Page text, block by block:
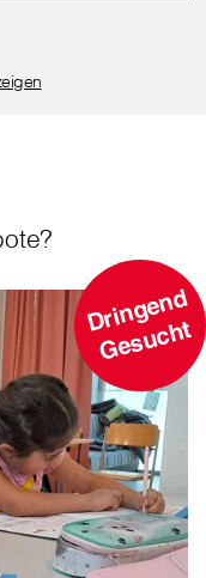
D
ri
n
g
e
n
d
G
e
s
u
c
ht